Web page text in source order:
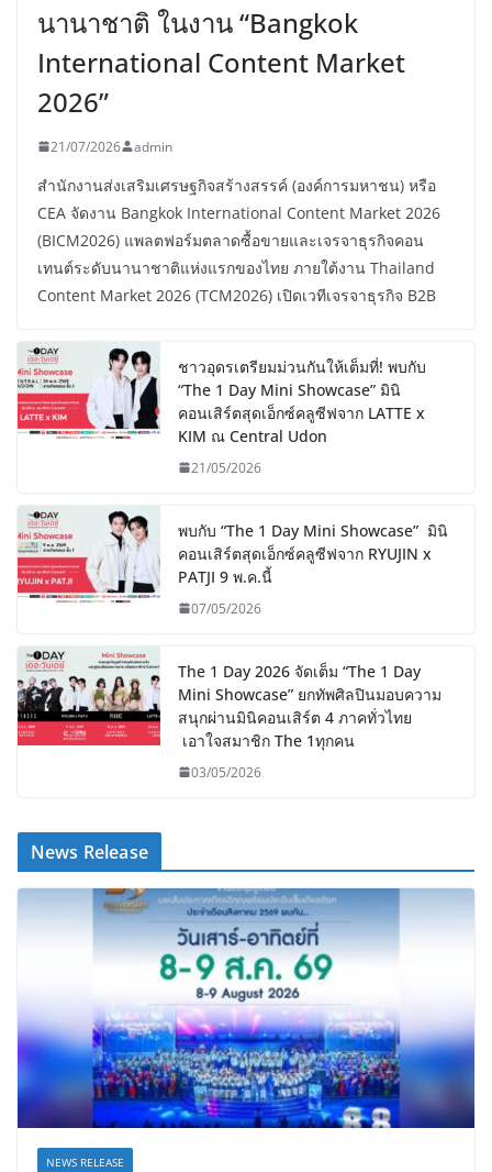
นานาชาติ ในงาน “Bangkok
International Content Market
2026”
21/07/2026 admin
สำนักงานส่งเสริมเศรษฐกิจสร้างสรรค์ (องค์การมหาชน) หรือ
CEA จัดงาน Bangkok International Content Market 2026
(BICM2026) แพลตฟอร์มตลาดซื้อขายและเจรจาธุรกิจคอน
เทนต์ระดับนานาชาติแห่งแรกของไทย ภายใต้งาน Thailand
Content Market 2026 (TCM2026) เปิดเวทีเจรจาธุรกิจ B2B
ชาวอุดรเตรียมม่วนกันให้เต็มที่! พบกับ
“The 1 Day Mini Showcase” มินิ
คอนเสิร์ตสุดเอ็กซ์คลูซีฟจาก LATTE x
KIM ณ Central Udon
21/05/2026
พบกับ “The 1 Day Mini Showcase” มินิ
คอนเสิร์ตสุดเอ็กซ์คลูซีฟจาก RYUJIN x
PATJI 9 พ.ค.นี้
07/05/2026
The 1 Day 2026 จัดเต็ม “The 1 Day
Mini Showcase” ยกทัพศิลปินมอบความ
สนุกผ่านมินิคอนเสิร์ต 4 ภาคทั่วไทย
เอาใจสมาชิก The 1ทุกคน
03/05/2026
News Release
NEWS RELEASE